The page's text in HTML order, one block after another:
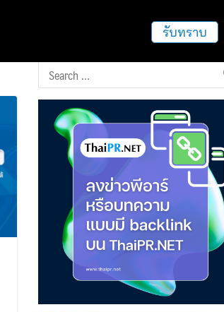
ฝากข่าวประชาสัมพันธ์
รับทราบ